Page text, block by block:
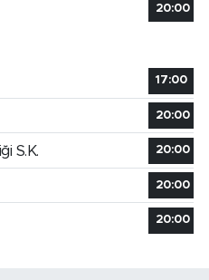
20:00
17:00
20:00
S.K. 20:00
20:00
20:00